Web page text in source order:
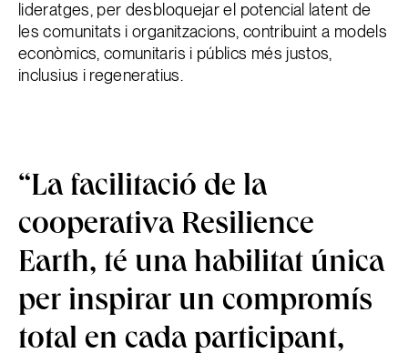
lideratges, per desbloquejar el potencial latent de
les comunitats i organitzacions, contribuint a models
econòmics, comunitaris i públics més justos,
inclusius i regeneratius.
“La facilitació de la
cooperativa Resilience
Earth, té una habilitat única
per inspirar un compromís
total en cada participant,